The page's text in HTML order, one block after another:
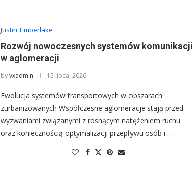
Justin Timberlake
Rozwój nowoczesnych systemów komunikacji
w aglomeracji
byvxadmin 15 lipca, 2026
Ewolucja systemów transportowych w obszarach
zurbanizowanych Współczesne aglomeracje stają przed
wyzwaniami związanymi z rosnącym natężeniem ruchu
oraz koniecznością optymalizacji przepływu osób i …